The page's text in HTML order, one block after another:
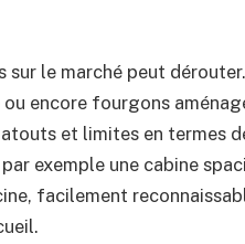
sur le marché peut
encore fourgons
et limites en termes
exemple une cabine
facilement